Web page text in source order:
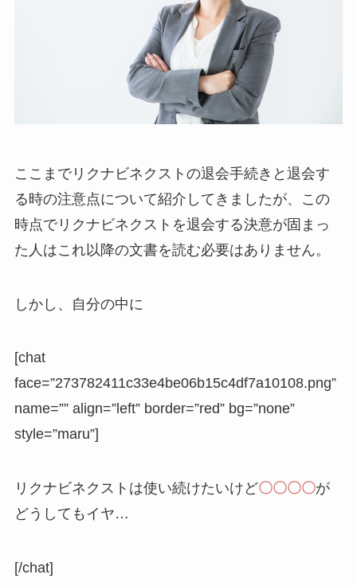
ここまでリクナビネクストの退会手続きと退会す
る時の注意点について紹介してきましたが、この
時点でリクナビネクストを退会する決意が固まっ
た人はこれ以降の文書を読む必要はありません。
しかし、自分の中に
[chat
face=”273782411c33e4be06b15c4df7a10108.png”
name=”” align=”left” border=”red” bg=”none”
style=”maru”]
リクナビネクストは使い続けたいけど〇〇〇〇が
どうしてもイヤ…
[/chat]